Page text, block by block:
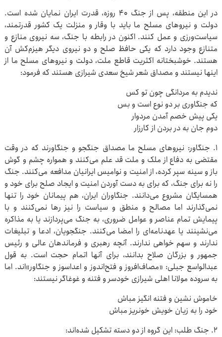
در این منطقه، پس از جنگ ۴۰ روزه، قدرت ایران نمایان شده است.
دولت و نیروهای مسلح ما باید با وقار و منزلت یک کشور قدرتمند،
سیاست‌ورزی و عمل کنند. اکنون در رابطه با جنگ، سه نیروی منازع و
متنازع وجود دارد که یکی حافظ صلح و دو نیروی دیگر هیزم‌کش آن
هستند. خوشبختانه اکثریت قاطع ملت، دولت و نیروهای مسلح ما از
اینها نیستند و مصداق شعر شیخ سعدی شیرازی هستند که فرمود:
ندیدم به مردانگی چون تو کس
که جنگاوری بر دو نوع است و بس
یکی پیش خصم آمدن مردوار
دوم جان به در بردن از کارزار
۱. جنگاور: نیروهای مسلح ما مصداق جنگجو و جنگاورند که در وقت
مقتضی به دفاع از ملک و ملت قد علم می‌کنند و همواره چشم و گوش
باز و سینه سپر کرده، از امنیت و نوامیس ایرانیان مدافعه می‌کنند. جنگ
را نه برای جنگ، که برای به دست آوردن امنیت و ایجاد صلح برای خود و
همسایگان مشروع می‌دانند. جنگاوران ایران، هم پیمانان خود را تنها
نمی‌گذارند اما مصالح و منطق و سیاست را نیز رها نمی‌کنند و با
پیمایش تمام عناصر و عوامل ضروری، به جنگ می‌پردازند یا به مذاکره
می‌نشینند یا عهدنامه‌ای را امضا می‌کنند. جنگجویان، ادعا و تبلیغات
ندارند و سهم خواهی ندارند. آنچه رهبری و فرماندهان عالی و رئیس
جمهور و بزرگان صلاح بدانند، برای آنها اتمام حجت است. به قول
عبدالواسع جبلی: «مصاف‌افروز و فتح‌اندوز و اعداسوز و جنگاور»اند. اما
به سروده مولانا اهلی شیرازی خودسر و فتنه و غوغاگر نیستند:
خاموش نشین و فتنه انگیز مباش
خود را به زیان خویش خونریز مباش
۲. جنگ طلب: این گروه از دو دسته تشکیل شده‌اند: